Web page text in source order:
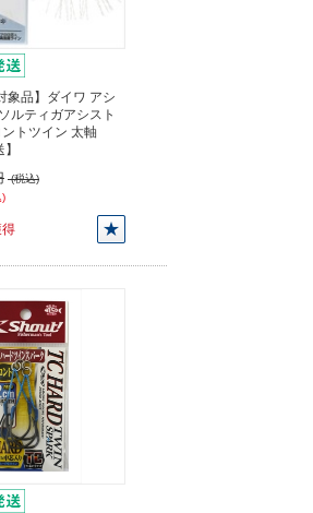
象品】ダイワ アシ
ルティガアシスト
トツイン 太軸
(税込)
)